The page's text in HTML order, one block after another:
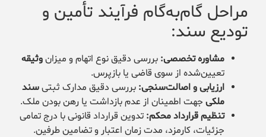
مراحل گام‌به‌گام فرآیند تأمین و
تودیع سند:
مشاوره تخصصی: بررسی دقیق نوع اتهام و میزانوثیقه
تعیین‌شده از سوی قاضی یا بازپرس.
ارزیابی و اصالت‌سنجی: بررسی دقیق مدارک ثبتیسند
ملکی جهت اطمینان از عدم بازداشت یا رهن بودن ملک.
تنظیم قرارداد محکم: تدوین قرارداد قانونی با درج تمامی
جزئیات، کارمزد، مدت زمان اعتبار و تضامین طرفین.